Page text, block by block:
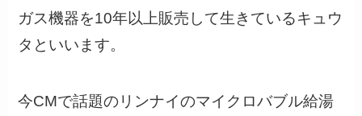
ガス機器を10年以上販売して生きているキュウ
タといいます。
今CMで話題のリンナイのマイクロバブル給湯